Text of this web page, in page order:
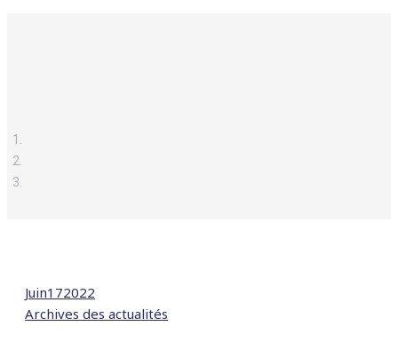
Juin172022
Archives des actualités